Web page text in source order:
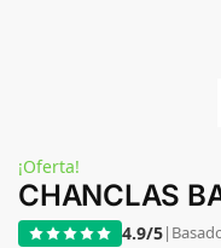
¡Oferta!
CHANCLAS
4.9/5|